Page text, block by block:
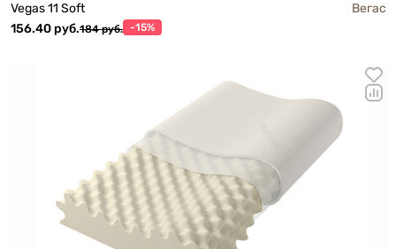
Vegas 11 Soft
Вегас
156.40 руб.184 руб. -15%